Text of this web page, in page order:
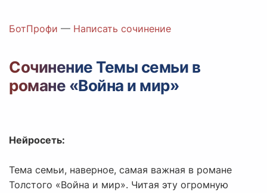
Цены
Вход с Telegram
БотПрофи — Написать сочинение
Сочинение Темы семьи в
романе «Война и мир»
Нейросеть:
Тема семьи, наверное, самая важная в романе
Толстого «Война и мир». Читая эту огромную